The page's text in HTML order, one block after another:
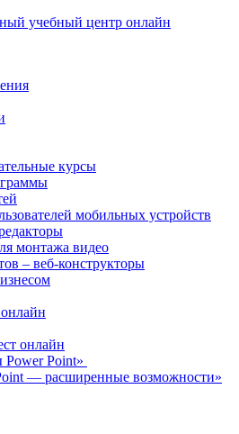
курсы
мобильных устройств
монтажа видео
– веб-конструкторы
онлайн
Point»
— расширенные возможности»